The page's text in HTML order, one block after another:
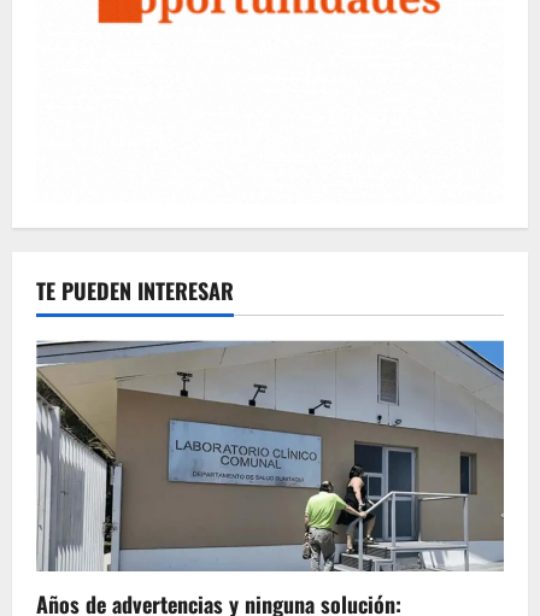
TE PUEDEN INTERESAR
Años de advertencias y ninguna solución: